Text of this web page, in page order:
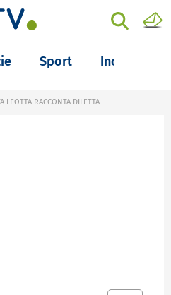
Sport Inchieste
LEOTTA RACCONTA DILETTA